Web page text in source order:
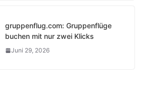
gruppenflug.com: Gruppenflüge
buchen mit nur zwei Klicks
Juni 29, 2026